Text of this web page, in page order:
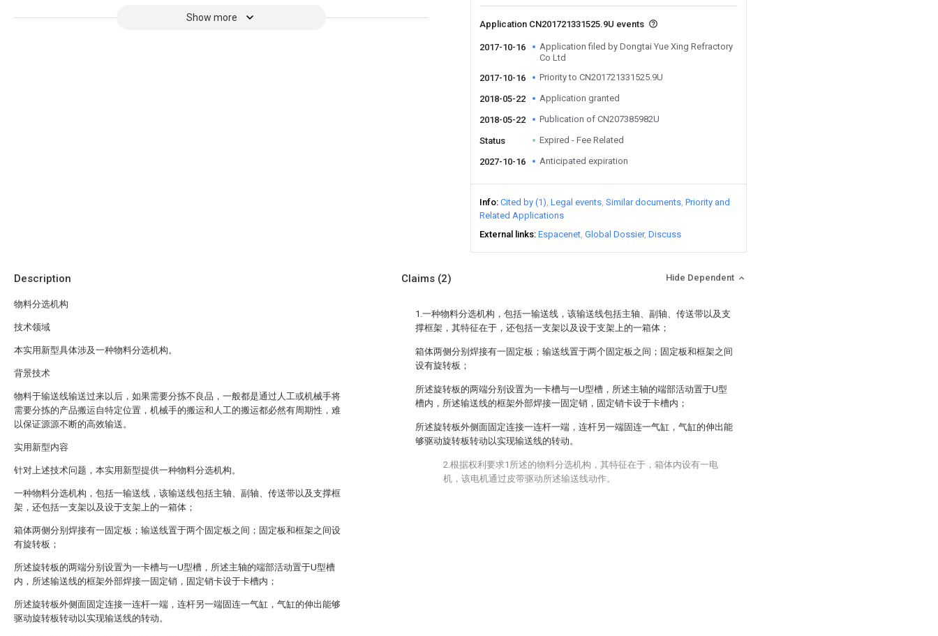
Show more
Application CN201721331525.9U events
2017-10-16
Application filed by Dongtai Yue Xing Refractory
Co Ltd
2017-10-16
Priority to CN201721331525.9U
2018-05-22 Application granted
2018-05-22 Publication of CN207385982U
Status Expired - Fee Related
2027-10-16 Anticipated expiration
Info Cited by (1) Legal events Similar documents Priority and
Related Applications
External links Espacenet Global Dossier Discuss
Description
物料分选机构
技术领域
本实用新型具体涉及一种物料分选机构。
背景技术
物料于输送线输送过来以后，如果需要分拣不良品，一般都是通过人工或机械手将
需要分拣的产品搬运自特定位置，机械手的搬运和人工的搬运都必然有周期性，难
以保证源源不断的高效输送。
实用新型内容
针对上述技术问题，本实用新型提供一种物料分选机构。
一种物料分选机构，包括一输送线，该输送线包括主轴、副轴、传送带以及支撑框
架，还包括一支架以及设于支架上的一箱体；
箱体两侧分别焊接有一固定板；输送线置于两个固定板之间；固定板和框架之间设
有旋转板；
所述旋转板的两端分别设置为一卡槽与一U型槽，所述主轴的端部活动置于U型槽
内，所述输送线的框架外部焊接一固定销，固定销卡设于卡槽内；
所述旋转板外侧面固定连接一连杆一端，连杆另一端固连一气缸，气缸的伸出能够
驱动旋转板转动以实现输送线的转动。
Claims (2) Hide Dependent
1.一种物料分选机构，包括一输送线，该输送线包括主轴、副轴、传送带以及支
撑框架，其特征在于，还包括一支架以及设于支架上的一箱体；
箱体两侧分别焊接有一固定板；输送线置于两个固定板之间；固定板和框架之间
设有旋转板；
所述旋转板的两端分别设置为一卡槽与一U型槽，所述主轴的端部活动置于U型
槽内，所述输送线的框架外部焊接一固定销，固定销卡设于卡槽内；
所述旋转板外侧面固定连接一连杆一端，连杆另一端固连一气缸，气缸的伸出能
够驱动旋转板转动以实现输送线的转动。
2.根据权利要求1所述的物料分选机构，其特征在于，箱体内设有一电
机，该电机通过皮带驱动所述输送线动作。